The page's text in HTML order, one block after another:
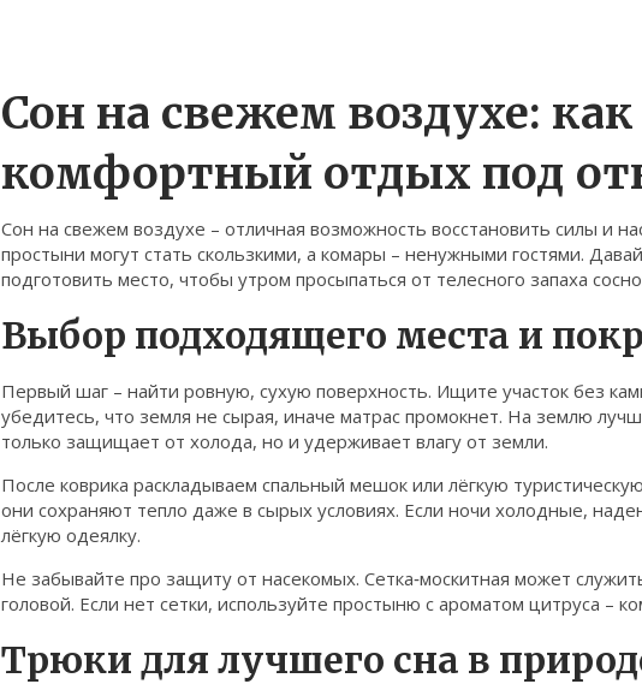
Сон на свежем воздухе:
комфортный отдых под
Сон на свежем воздухе – отличная возможность восстановить силы и
простыни могут стать скользкими, а комары – ненужными гостями.
подготовить место, чтобы утром просыпаться от телесного запаха
Выбор подходящего места и
Первый шаг – найти ровную, сухую поверхность. Ищите участок без
убедитесь, что земля не сырая, иначе матрас промокнет. На землю
только защищает от холода, но и удерживает влагу от земли.
После коврика раскладываем спальный мешок или лёгкую
они сохраняют тепло даже в сырых условиях. Если ночи холодные,
лёгкую одеялку.
Не забывайте про защиту от насекомых. Сетка‑москитная может
головой. Если нет сетки, используйте простыню с ароматом цитруса –
Трюки для лучшего сна в